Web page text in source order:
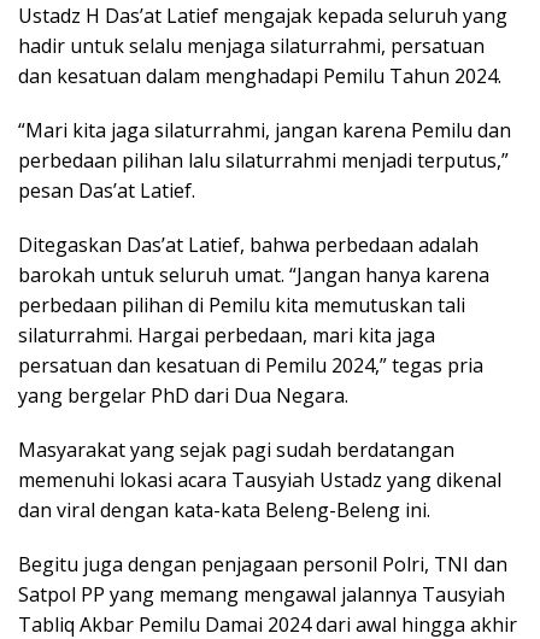
Ustadz H Das’at Latief mengajak kepada seluruh yang
hadir untuk selalu menjaga silaturrahmi, persatuan
dan kesatuan dalam menghadapi Pemilu Tahun 2024.
“Mari kita jaga silaturrahmi, jangan karena Pemilu dan
perbedaan pilihan lalu silaturrahmi menjadi terputus,”
pesan Das’at Latief.
Ditegaskan Das’at Latief, bahwa perbedaan adalah
barokah untuk seluruh umat. “Jangan hanya karena
perbedaan pilihan di Pemilu kita memutuskan tali
silaturrahmi. Hargai perbedaan, mari kita jaga
persatuan dan kesatuan di Pemilu 2024,” tegas pria
yang bergelar PhD dari Dua Negara.
Masyarakat yang sejak pagi sudah berdatangan
memenuhi lokasi acara Tausyiah Ustadz yang dikenal
dan viral dengan kata-kata Beleng-Beleng ini.
Begitu juga dengan penjagaan personil Polri, TNI dan
Satpol PP yang memang mengawal jalannya Tausyiah
Tabliq Akbar Pemilu Damai 2024 dari awal hingga akhir